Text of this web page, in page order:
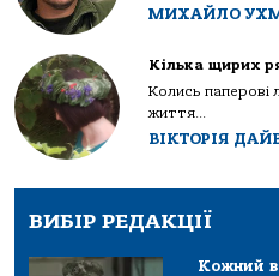
МИХАЙЛО
Кілька щирих
Колись паперові
життя...
ВІКТОРІЯ
ВИБІР РЕДАКЦІЇ
Кожний